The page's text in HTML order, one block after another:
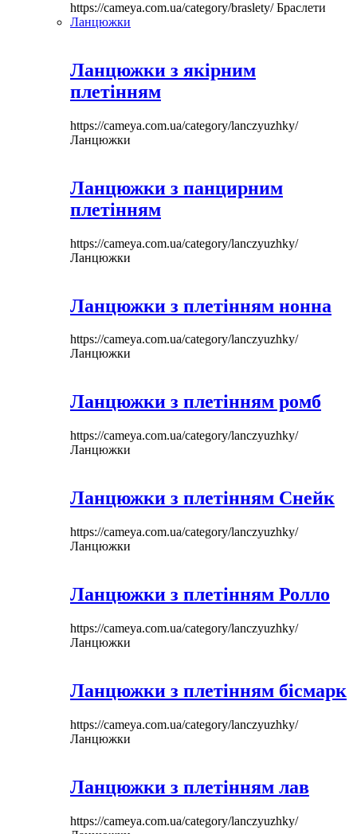
https://cameya.com.ua/category/braslety/Браслети
Ланцюжки
Ланцюжки з якірним
плетінням
https://cameya.com.ua/category/lanczyuzhky/
Ланцюжки
Ланцюжки з панцирним
плетінням
https://cameya.com.ua/category/lanczyuzhky/
Ланцюжки
Ланцюжки з плетінням нонна
https://cameya.com.ua/category/lanczyuzhky/
Ланцюжки
Ланцюжки з плетінням ромб
https://cameya.com.ua/category/lanczyuzhky/
Ланцюжки
Ланцюжки з плетінням Снейк
https://cameya.com.ua/category/lanczyuzhky/
Ланцюжки
Ланцюжки з плетінням Ролло
https://cameya.com.ua/category/lanczyuzhky/
Ланцюжки
Ланцюжки з плетінням бісмарк
https://cameya.com.ua/category/lanczyuzhky/
Ланцюжки
Ланцюжки з плетінням лав
https://cameya.com.ua/category/lanczyuzhky/